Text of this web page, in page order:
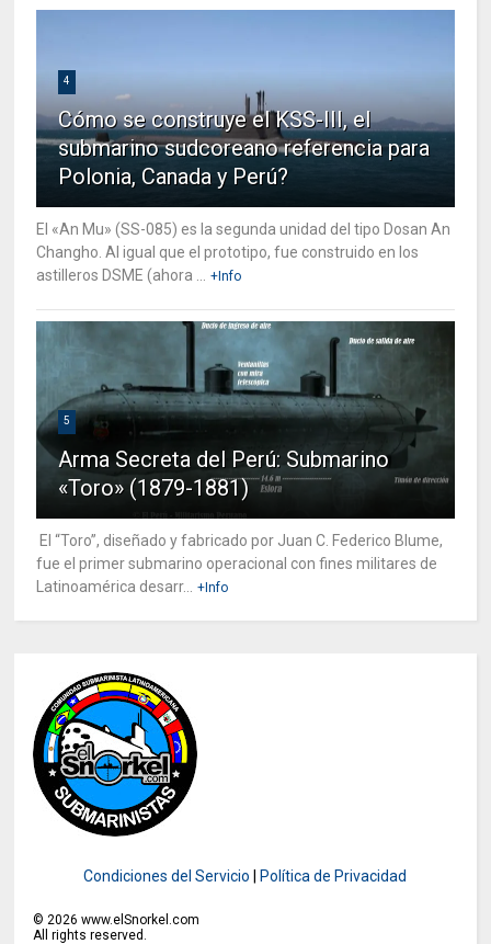
4
Cómo se construye el KSS-III, el
submarino sudcoreano referencia para
Polonia, Canada y Perú?
El «An Mu» (SS-085) es la segunda unidad del tipo Dosan An
Changho. Al igual que el prototipo, fue construido en los
astilleros DSME (ahora ...
+Info
5
Arma Secreta del Perú: Submarino
«Toro» (1879-1881)
El “Toro”, diseñado y fabricado por Juan C. Federico Blume,
fue el primer submarino operacional con fines militares de
Latinoamérica desarr...
+Info
Condiciones del Servicio Política de Privacidad
© 2026 www.elSnorkel.com
All rights reserved.